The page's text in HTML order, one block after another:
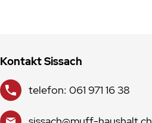
Kontakt Sissach
telefon: 061 971 16 38